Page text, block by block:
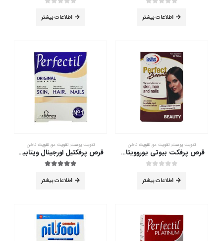
اطلاعات بیشتر اطلاعات بیشتر
تقویت پوست,تقویت مو,تقویت ناخن
قرص پرفکت بیوتی یوروویتال 60 عددی
اطلاعات بیشتر
تقویت پوست,تقویت مو,تقویت ناخن
قرص پرفکتیل اورجینال ویتابیوتیکس 30 عددی
اطلاعات بیشتر